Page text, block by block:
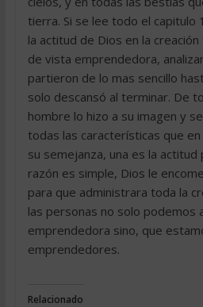
tierra. Si se lee todo el
la actitud de Dios en la
de vista emprendedora,
partieron de lo mas sencillo
solo descansó al terminar. De
hombre lo hizo a su imagen y
todas las características que
su semejanza, una es la
razón es simple, Dios le
para que administrara toda la
las personas no solo podemos
emprendedora sino, que
emprendedores.
Relacionado